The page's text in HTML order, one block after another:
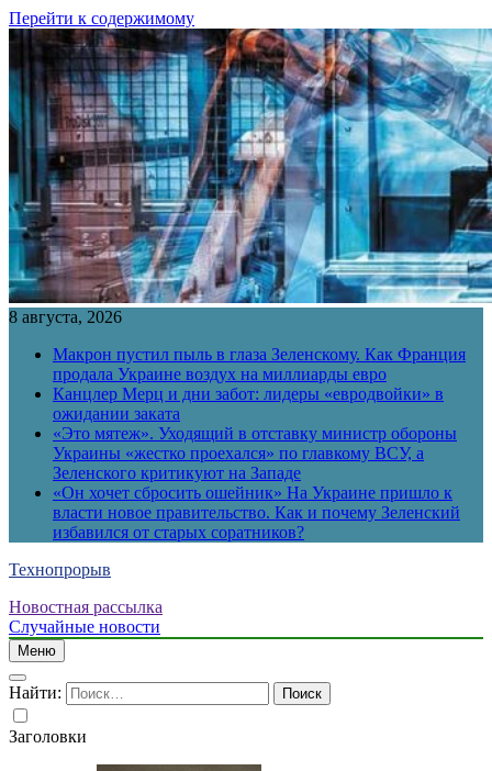
Перейти к содержимому
8 августа, 2026
Макрон пустил пыль в глаза Зеленскому. Как Франция
продала Украине воздух на миллиарды евро
Канцлер Мерц и дни забот: лидеры «евродвойки» в
ожидании заката
«Это мятеж». Уходящий в отставку министр обороны
Украины «жестко проехался» по главкому ВСУ, а
Зеленского критикуют на Западе
«Он хочет сбросить ошейник» На Украине пришло к
власти новое правительство. Как и почему Зеленский
избавился от старых соратников?
Технопрорыв
Новостная рассылка
Случайные новости
Меню
Найти:
Заголовки